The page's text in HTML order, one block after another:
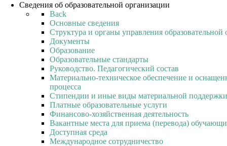
Сведения об образовательной организации
Back
Основные сведения
Структура и органы управления образовательной
Документы
Образование
Образовательные стандарты
Руководство. Педагогический состав
Материально-техническое обеспечение и
процесса
Стипендии и иные виды материальной поддержки
Платные образовательные услуги
Финансово-хозяйственная деятельность
Вакантные места для приема (перевода)
Доступная среда
Международное сотрудничество